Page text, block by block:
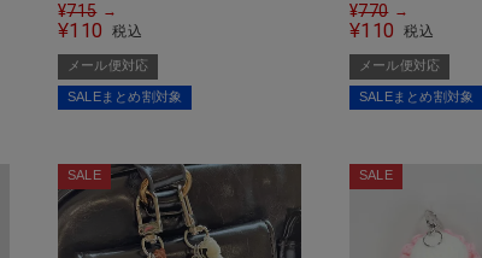
ット』シール帳＜メール便
¥715 →
¥110 税込
メール便対応
SALEまとめ割対象
ン!』インスタ
ーホルダー
¥770 →
¥110 税込
メール便対応
SALEまとめ割対象
SALE SALE